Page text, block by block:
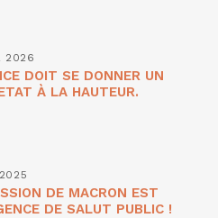
2026
DOIT SE DONNER UN
À LA HAUTEUR.
DE MACRON EST
DE SALUT PUBLIC !